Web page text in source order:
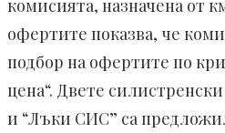
комисията, назначена от
офертите показва, че
подбор на офертите по
цена“. Двете
и “Лъки СИС” са